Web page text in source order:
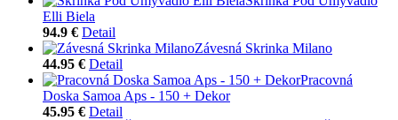
Elli Biela
94.9 € Detail
Závesná Skrinka Milano
44.95 € Detail
Pracovná
Doska Samoa Aps - 150 + Dekor
45.95 € Detail